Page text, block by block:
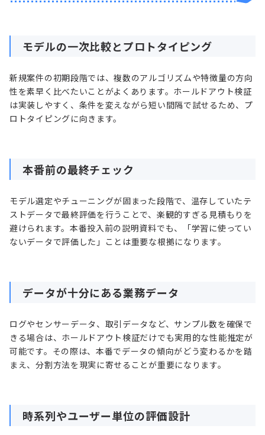
モデルの一次比較とプロトタイピング
新規案件の初期段階では、複数のアルゴリズムや特徴量の方向
性を素早く比べたいことがよくあります。ホールドアウト検証
は実装しやすく、条件を変えながら短い間隔で試せるため、プ
ロトタイピングに向きます。
本番前の最終チェック
モデル選定やチューニングが固まった段階で、温存していたテ
ストデータで最終評価を行うことで、楽観的すぎる見積もりを
避けられます。本番投入前の説明資料でも、「学習に使ってい
ないデータで評価した」ことは重要な根拠になります。
データが十分にある業務データ
ログやセンサーデータ、取引データなど、サンプル数を確保で
きる場合は、ホールドアウト検証だけでも実用的な性能推定が
可能です。その際は、本番でデータの傾向がどう変わるかを踏
まえ、分割方法を現実に寄せることが重要になります。
時系列やユーザー単位の評価設計